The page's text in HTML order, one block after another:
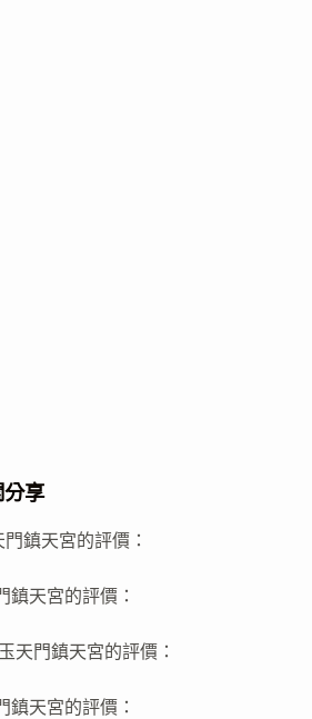
享
鎮天宮的評價：
天宮的評價：
天門鎮天宮的評價：
天宮的評價：